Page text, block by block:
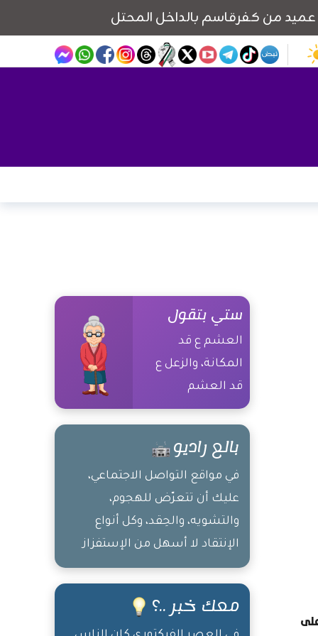
ستي بتقول
العشم ع قد
المكانة، والزعل ع
قد العشم
بالع راديو
في مواقع التواصل الاجتماعي،
عليك أن تتعرّض للهجوم،
والتشويه، والحِقد، وكل أنواع
الإنتقاد لا أسهل من الإستفزاز
في الإنترنت، عليك أن تكون قوياً
فالتطنيش عبارة عن تدمير ذاتي
معك خبر ..؟